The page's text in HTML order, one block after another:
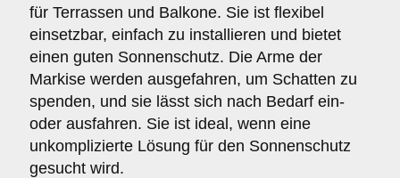
für Terrassen und Balkone. Sie ist flexibel
einsetzbar, einfach zu installieren und bietet
einen guten Sonnenschutz. Die Arme der
Markise werden ausgefahren, um Schatten zu
spenden, und sie lässt sich nach Bedarf ein-
oder ausfahren. Sie ist ideal, wenn eine
unkomplizierte Lösung für den Sonnenschutz
gesucht wird.